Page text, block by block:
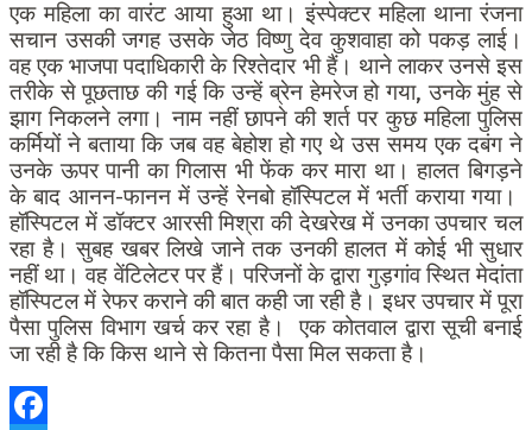
एक महिला का वारंट आया हुआ था। इंस्पेक्टर महिला थाना रंजना
सचान उसकी जगह उसके जेठ विष्णु देव कुशवाहा को पकड़ लाई।
वह एक भाजपा पदाधिकारी के रिश्तेदार भी हैं। थाने लाकर उनसे इस
तरीके से पूछताछ की गई कि उन्हें ब्रेन हेमरेज हो गया, उनके मुंह से
झाग निकलने लगा। नाम नहीं छापने की शर्त पर कुछ महिला पुलिस
कर्मियों ने बताया कि जब वह बेहोश हो गए थे उस समय एक दबंग ने
उनके ऊपर पानी का गिलास भी फेंक कर मारा था। हालत बिगड़ने
के बाद आनन-फानन में उन्हें रेनबो हॉस्पिटल में भर्ती कराया गया।
हॉस्पिटल में डॉक्टर आरसी मिश्रा की देखरेख में उनका उपचार चल
रहा है। सुबह खबर लिखे जाने तक उनकी हालत में कोई भी सुधार
नहीं था। वह वेंटिलेटर पर हैं। परिजनों के द्वारा गुड़गांव स्थित मेदांता
हॉस्पिटल में रेफर कराने की बात कही जा रही है। इधर उपचार में पूरा
पैसा पुलिस विभाग खर्च कर रहा है। एक कोतवाल द्वारा सूची बनाई
जा रही है कि किस थाने से कितना पैसा मिल सकता है।